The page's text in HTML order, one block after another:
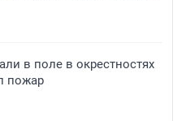
в поле в окрестностях
пожар